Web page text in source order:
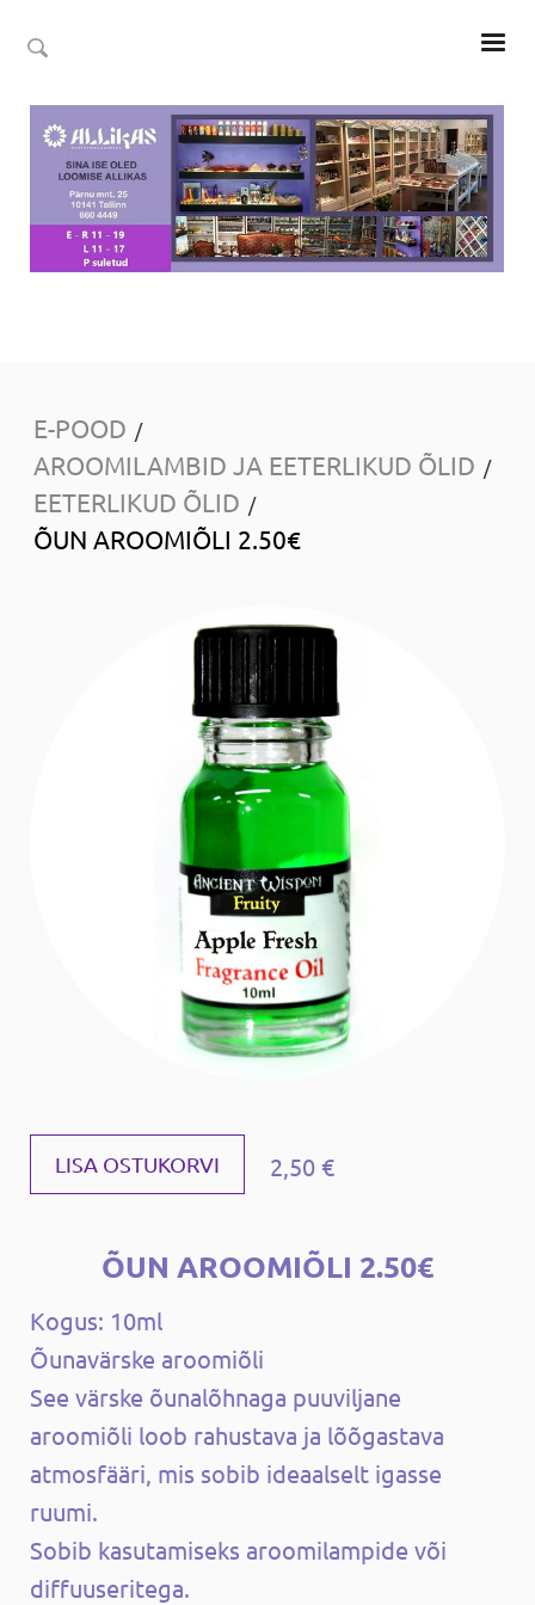
E-POOD /
AROOMILAMBID JA EETERLIKUD ÕLID /
EETERLIKUD ÕLID /
ÕUN AROOMIÕLI 2.50€
LISA OSTUKORVI 2,50 €
ÕUN AROOMIÕLI 2.50€
Kogus: 10ml
Õunavärske aroomiõli
See värske õunalõhnaga puuviljane
aroomiõli loob rahustava ja lõõgastava
atmosfääri, mis sobib ideaalselt igasse
ruumi.
Sobib kasutamiseks aroomilampide või
diffuuseritega.